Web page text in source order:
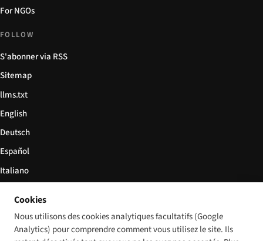
For NGOs
FOLLOW
S'abonner via RSS
Sitemap
llms.txt
English
Deutsch
Español
Italiano
Cookies
Nous utilisons des cookies analytiques facultatifs (Google
Analytics) pour comprendre comment vous utilisez le site. Ils